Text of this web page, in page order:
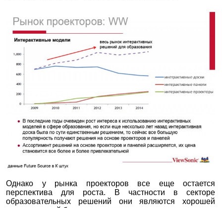
Однако у рынка проекторов все еще остается
перспектива для роста. В частности в секторе
образовательных решений они являются хорошей